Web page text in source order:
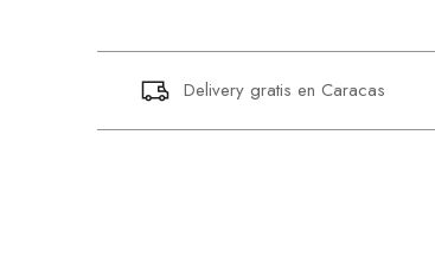
Delivery gratis en Caracas